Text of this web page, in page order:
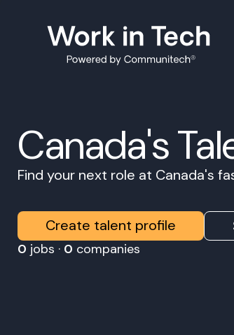
Canada's
Find your next role at Canada's
Create talent profile
0 jobs · 0 companies